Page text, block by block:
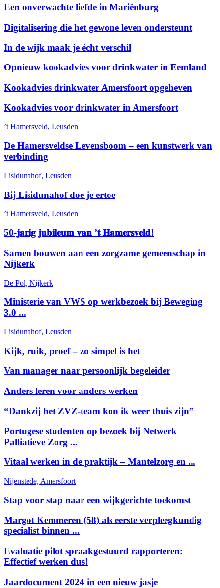
Een onverwachte liefde in Mariënburg
Digitalisering die het gewone leven ondersteunt
In de wijk maak je écht verschil
Opnieuw kookadvies voor drinkwater in Eemland
Kookadvies drinkwater Amersfoort opgeheven
Kookadvies voor drinkwater in Amersfoort
’t Hamersveld, Leusden
De Hamersveldse Levensboom – een kunstwerk van
verbinding
Lisidunahof, Leusden
Bij Lisidunahof doe je ertoe
’t Hamersveld, Leusden
50-𝐣𝐚𝐫𝐢𝐠 𝐣𝐮𝐛𝐢𝐥𝐞𝐮𝐦 𝐯𝐚𝐧 ’𝐭 𝐇𝐚𝐦𝐞𝐫𝐬𝐯𝐞𝐥𝐝!
Samen bouwen aan een zorgzame gemeenschap in
Nijkerk
De Pol, Nijkerk
Ministerie van VWS op werkbezoek bij Beweging
3.0 ...
Lisidunahof, Leusden
Kijk, ruik, proef – zo simpel is het
Van manager naar persoonlijk begeleider
Anders leren voor anders werken
“Dankzij het ZVZ-team kon ik weer thuis zijn”
Portugese studenten op bezoek bij Netwerk
Palliatieve Zorg ...
Vitaal werken in de praktijk – Mantelzorg en ...
Nijenstede, Amersfoort
Stap voor stap naar een wijkgerichte toekomst
Margot Kemmeren (58) als eerste verpleegkundig
specialist binnen ...
Evaluatie pilot spraakgestuurd rapporteren:
Effectief werken dus!
Jaardocument 2024 in een nieuw jasje